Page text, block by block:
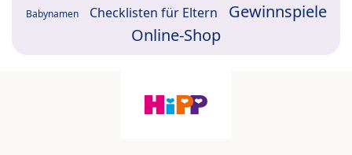
Babynamen Checklisten für Eltern
Gewinnspiele
Online-Shop